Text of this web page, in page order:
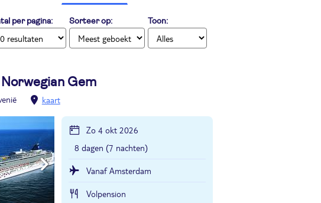
per pagina: Sorteer op: Toon:
Gem
kaart
Zo 4 okt 2026
8 dagen (7 nachten)
Vanaf Amsterdam
Volpension